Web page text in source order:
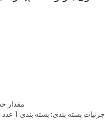
مقدار
جزئیات بسته بندی: بسته بندی 1 عدد جعبه یک رنگ، 20 عدد در هر کارتن